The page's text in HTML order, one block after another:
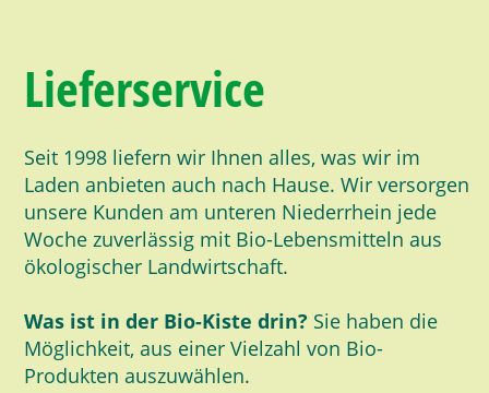
Lieferservice
Seit 1998 liefern wir Ihnen alles, was wir im
Laden anbieten auch nach Hause. Wir versorgen
unsere Kunden am unteren Niederrhein jede
Woche zuverlässig mit Bio-Lebensmitteln aus
ökologischer Landwirtschaft.
Was ist in der Bio-Kiste drin? Sie haben die
Möglichkeit, aus einer Vielzahl von Bio-
Produkten auszuwählen.